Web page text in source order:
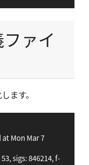
ァイ
ます。
Mon Mar 7
sigs: 846214, f-